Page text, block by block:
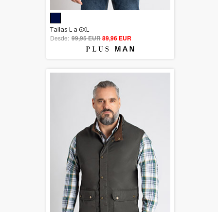
out of 5
Tallas L a 6XL
Desde: 99,95 EUR89,96 EUR